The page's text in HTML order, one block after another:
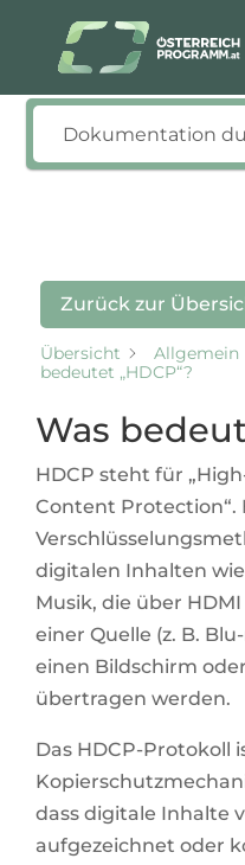
Zurück zur
Übersicht Allgemein
bedeutet „HDCP“?
Was
HDCP steht für
Content Protection“.
digitalen Inhalten
Musik, die über
einer Quelle (z. B.
einen Bildschirm
übertragen werden.
Das HDCP-Protokoll
dass digitale Inhalte
aufgezeichnet oder